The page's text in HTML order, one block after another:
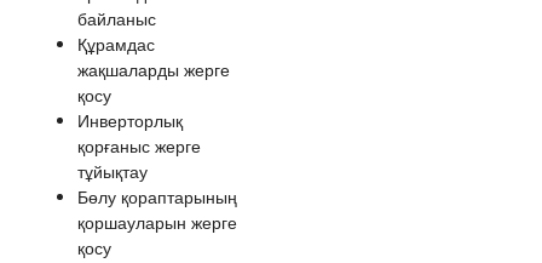
байланыс
Құрамдас
жақшаларды жерге
қосу
Инверторлық
қорғаныс жерге
тұйықтау
Бөлу қораптарының
қоршауларын жерге
қосу